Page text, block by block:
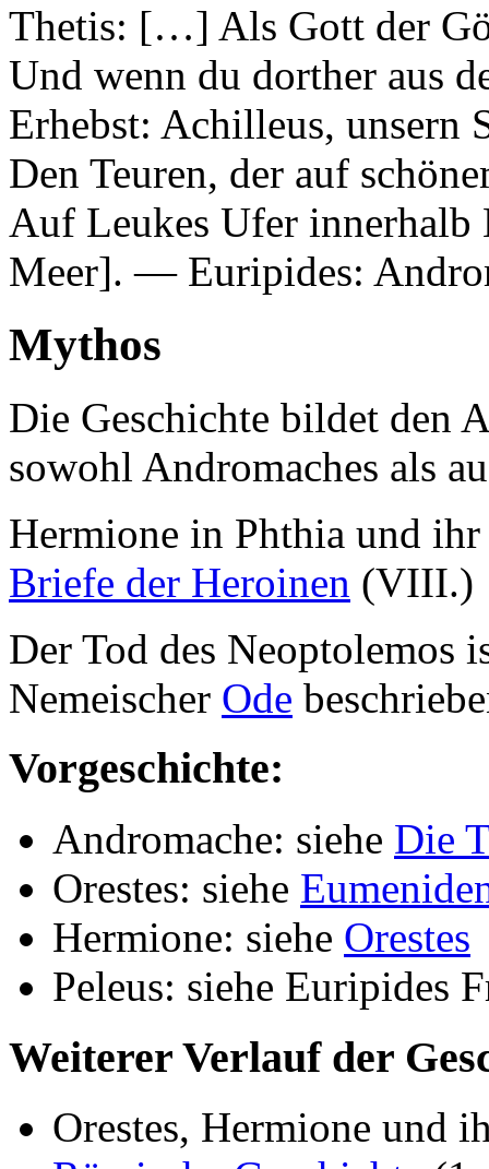
Thetis: […] Als Gott der
Und wenn du dorther aus
Erhebst: Achilleus, unsern
Den Teuren, der auf
Auf Leukes Ufer innerhalb
Meer]. — Euripides:
Mythos
Die Geschichte bildet den
sowohl Andromaches als
Hermione in Phthia und
Briefe der Heroinen (VIII.)
Der Tod des Neoptolemos
Nemeischer Ode
Vorgeschichte:
Andromache: siehe Die
Orestes: siehe
Hermione: siehe Orestes
Peleus: siehe Euripides
Weiterer Verlauf der
Orestes, Hermione und